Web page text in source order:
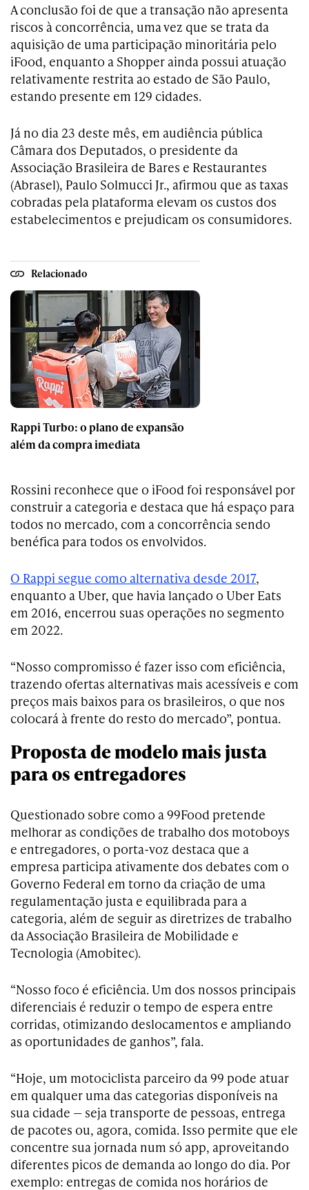
A conclusão foi de que a transação não apresenta
riscos à concorrência, uma vez que se trata da
aquisição de uma participação minoritária pelo
iFood, enquanto a Shopper ainda possui atuação
relativamente restrita ao estado de São Paulo,
estando presente em 129 cidades.
Já no dia 23 deste mês, em audiência pública
Câmara dos Deputados, o presidente da
Associação Brasileira de Bares e Restaurantes
(Abrasel), Paulo Solmucci Jr., afirmou que as taxas
cobradas pela plataforma elevam os custos dos
estabelecimentos e prejudicam os consumidores.
Relacionado
Rappi Turbo: o plano de expansão
além da compra imediata
Rossini reconhece que o iFood foi responsável por
construir a categoria e destaca que há espaço para
todos no mercado, com a concorrência sendo
benéfica para todos os envolvidos.
O Rappi segue como alternativa desde 2017,
enquanto a Uber, que havia lançado o Uber Eats
em 2016, encerrou suas operações no segmento
em 2022.
“Nosso compromisso é fazer isso com eficiência,
trazendo ofertas alternativas mais acessíveis e com
preços mais baixos para os brasileiros, o que nos
colocará à frente do resto do mercado”, pontua.
Proposta de modelo mais justa
para os entregadores
Questionado sobre como a 99Food pretende
melhorar as condições de trabalho dos motoboys
e entregadores, o porta-voz destaca que a
empresa participa ativamente dos debates com o
Governo Federal em torno da criação de uma
regulamentação justa e equilibrada para a
categoria, além de seguir as diretrizes de trabalho
da Associação Brasileira de Mobilidade e
Tecnologia (Amobitec).
“Nosso foco é eficiência. Um dos nossos principais
diferenciais é reduzir o tempo de espera entre
corridas, otimizando deslocamentos e ampliando
as oportunidades de ganhos”, fala.
“Hoje, um motociclista parceiro da 99 pode atuar
em qualquer uma das categorias disponíveis na
sua cidade — seja transporte de pessoas, entrega
de pacotes ou, agora, comida. Isso permite que ele
concentre sua jornada num só app, aproveitando
diferentes picos de demanda ao longo do dia. Por
exemplo: entregas de comida nos horários de